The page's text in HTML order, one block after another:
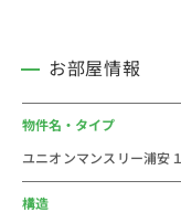
・まいばすけっと(
・西友(約140ｍ)
■おすすめコメン
お部屋情報
物件名・タイプ
ユニオンマンスリー浦安
構造